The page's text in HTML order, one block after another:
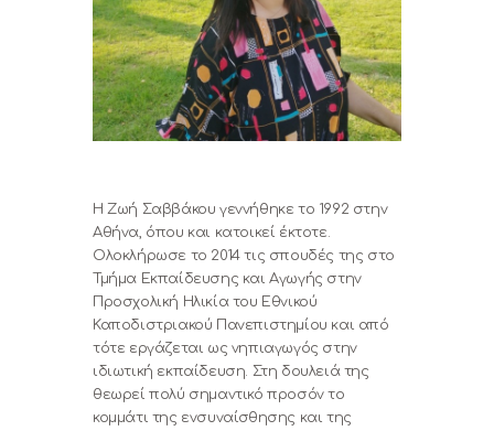
0,00 €
Η Ζωή Σαββάκου γεννήθηκε το 1992 στην
Αθήνα, όπου και κατοικεί έκτοτε.
Ολοκλήρωσε το 2014 τις σπουδές της στο
Τμήμα Εκπαίδευσης και Αγωγής στην
Προσχολική Ηλικία του Εθνικού
Καποδιστριακού Πανεπιστημίου και από
τότε εργάζεται ως νηπιαγωγός στην
ιδιωτική εκπαίδευση. Στη δουλειά της
θεωρεί πολύ σημαντικό προσόν το
κομμάτι της ενσυναίσθησης και της